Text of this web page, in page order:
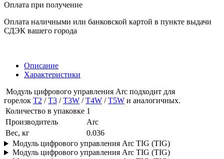
Оплата при получение
Оплата наличными или банковской картой в пункте выдачи
СДЭК вашего города
Описание
Характеристики
Модуль цифрового управления Arc подходит для
горелок T2 /T3 /T3W /T4W /T5W и аналогичных.
Количество в упаковке 1
Производитель
Arc
Вес, кг
0.036
Модуль цифрового управления Arc TIG (TIG)
Модуль цифрового управления Arc TIG (TIG)